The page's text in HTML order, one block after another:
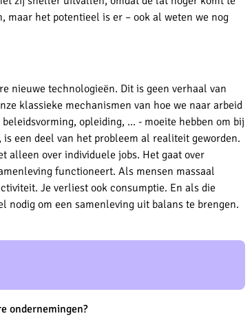
maar het potentieel is er – ook al weten we nog
nieuwe technologieën. Dit is geen verhaal van
klassieke mechanismen van hoe we naar arbeid
opleiding, … - moeite hebben om bij
een deel van het probleem al realiteit geworden.
alleen over individuele jobs. Het gaat over
functioneert. Als mensen massaal
Je verliest ook consumptie. En als die
nodig om een samenleving uit balans te brengen.
ondernemingen?